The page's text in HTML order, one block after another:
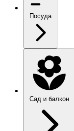
Посуда
Сад и балкон